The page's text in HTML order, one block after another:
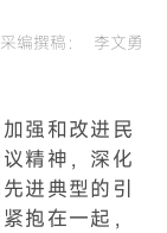
采编撰稿： 李文勇
强和改进民
精神，深化
进典型的引
抱在一起，